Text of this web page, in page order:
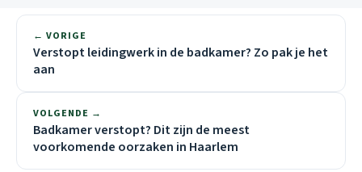
← VORIGE
Verstopt leidingwerk in de badkamer? Zo pak je het
aan
VOLGENDE →
Badkamer verstopt? Dit zijn de meest
voorkomende oorzaken in Haarlem